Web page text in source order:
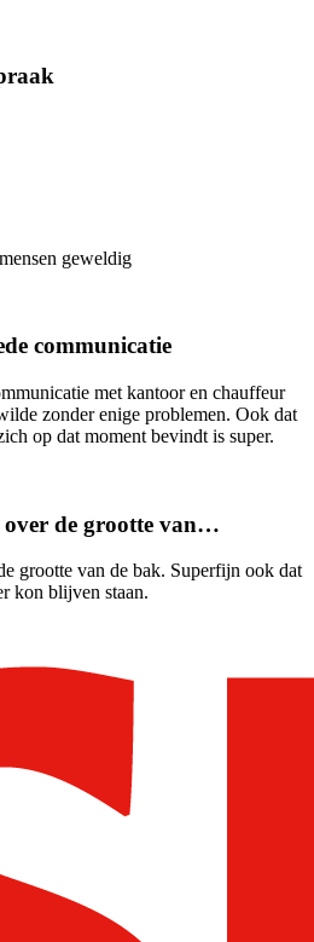
geweldig
communicatie
met kantoor en chauffeur
zonder enige problemen. Ook dat
op dat moment bevindt is super.
over de grootte van…
grootte van de bak. Superfijn ook dat
kon blijven staan.